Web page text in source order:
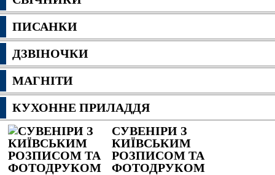
ПИСАНКИ
ДЗВІНОЧКИ
МАГНІТИ
КУХОННЕ ПРИЛАДДЯ
СУВЕНІРИ З
КИЇВСЬКИМ
РОЗПИСОМ ТА
ФОТОДРУКОМ